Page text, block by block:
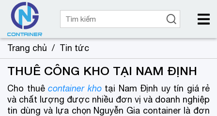
Trang chủ / Tin tức
THUÊ CÔNG KHO TẠI NAM ĐỊNH
Cho thuê container khotại Nam Định uy tín giá rẻ
và chất lượng được nhiều đơn vị và doanh nghiệp
tin dùng và lựa chọn Nguyễn Gia container là đơn